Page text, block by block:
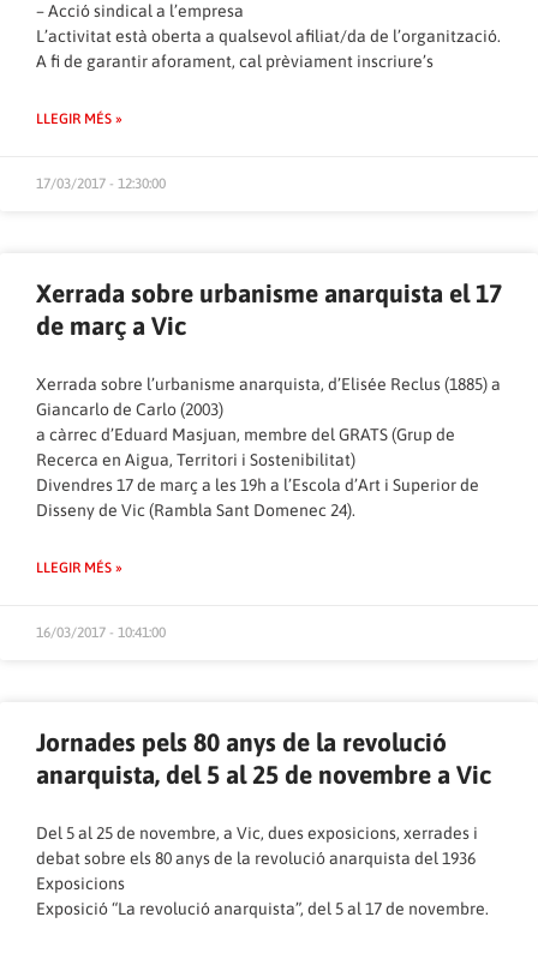
– Acció sindical a l’empresa
L’activitat està oberta a qualsevol afiliat/da de l’organització.
A fi de garantir aforament, cal prèviament inscriure’s
LLEGIR MÉS »
17/03/2017 - 12:30:00
Xerrada sobre urbanisme anarquista el 17
de març a Vic
Xerrada sobre l’urbanisme anarquista, d’Elisée Reclus (1885) a
Giancarlo de Carlo (2003)
a càrrec d’Eduard Masjuan, membre del GRATS (Grup de
Recerca en Aigua, Territori i Sostenibilitat)
Divendres 17 de març a les 19h a l’Escola d’Art i Superior de
Disseny de Vic (Rambla Sant Domenec 24).
LLEGIR MÉS »
16/03/2017 - 10:41:00
Jornades pels 80 anys de la revolució
anarquista, del 5 al 25 de novembre a Vic
Del 5 al 25 de novembre, a Vic, dues exposicions, xerrades i
debat sobre els 80 anys de la revolució anarquista del 1936
Exposicions
Exposició “La revolució anarquista”, del 5 al 17 de novembre.